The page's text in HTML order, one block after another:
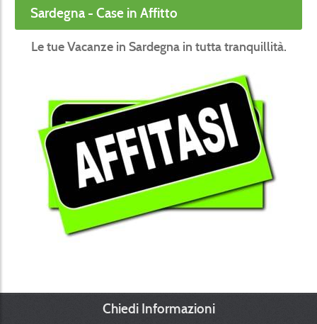
Sardegna - Case in Affitto
Le tue Vacanze in Sardegna in tutta tranquillità.
Chiedi Informazioni